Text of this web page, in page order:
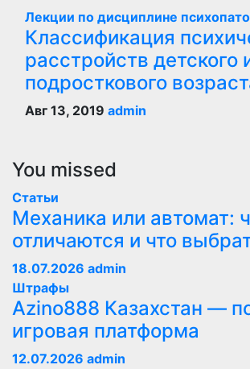
Лекции по дисциплине
Классификация
расстройств детского
подросткового
Авг 13, 2019 admin
You missed
Статьи
Механика или автомат:
отличаются и что
18.07.2026 admin
Штрафы
Azino888 Казахстан —
игровая платформа
12.07.2026 admin